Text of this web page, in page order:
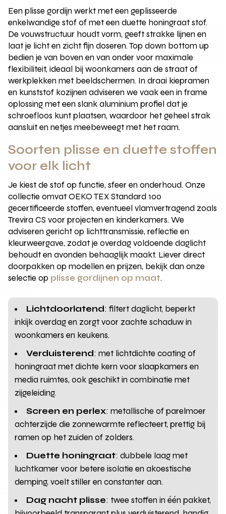
Een plisse gordijn werkt met een geplisseerde
enkelwandige stof of met een duette honingraat stof.
De vouwstructuur houdt vorm, geeft strakke lijnen en
laat je licht en zicht fijn doseren. Top down bottom up
bedien je van boven en van onder voor maximale
flexibiliteit, ideaal bij woonkamers aan de straat of
werkplekken met beeldschermen. In draai kiepramen
en kunststof kozijnen adviseren we vaak een in frame
oplossing met een slank aluminium profiel dat je
schroefloos kunt plaatsen, waardoor het geheel strak
aansluit en netjes meebeweegt met het raam.
Soorten plisse en duette stoffen
voor elk licht
Je kiest de stof op functie, sfeer en onderhoud. Onze
collectie omvat OEKO TEX Standard 100
gecertificeerde stoffen, eventueel vlamvertragend zoals
Trevira CS voor projecten en kinderkamers. We
adviseren gericht op lichttransmissie, reflectie en
kleurweergave, zodat je overdag voldoende daglicht
behoudt en avonden behaaglijk maakt. Liever direct
doorpakken op modellen en prijzen, bekijk dan onze
selectie op plisse gordijnen op maat.
Lichtdoorlatend: filtert daglicht, beperkt
inkijk overdag en zorgt voor zachte schaduw in
woonkamers en keukens.
Verduisterend: met lichtdichte coating of
honingraat met dichte kern voor slaapkamers en
media ruimtes, ook geschikt in combinatie met
zijgeleiding.
Screen en perlex: metallische of parelmoer
achterzijde die zonnewarmte reflecteert, prettig bij
ramen op het zuiden of zolders.
Duette honingraat: dubbele laag met
luchtkamer voor betere isolatie en akoestische
demping, voelt stiller en constanter aan.
Dag nacht plisse: twee stoffen in één pakket,